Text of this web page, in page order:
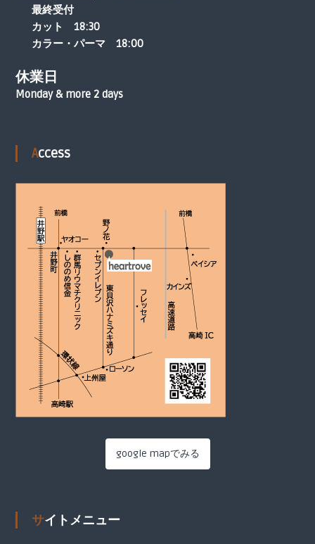
最終受付
カット 18:30
カラー・パーマ 18:00
休業日
Monday & more 2 days
Access
google mapでみる
サイトメニュー